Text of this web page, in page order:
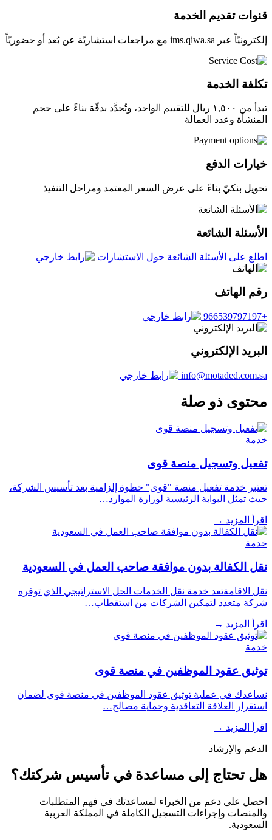
قنوات تقديم الخدمة
إلكترونيّاً عبر ims.qiwa.sa مع مراجعات استشاريّة عن بُعد أو حضوريّاً
تكلفة الخدمة
تبدأ من ١,٥٠٠ ريال للتقييم الواحد، وتُحدَّد بدقّة بناءً على حجم
المنشأة وعدد العمالة
خيارات الدفع
تحويل بنكيّ بناءً على عرض السعر المعتمد ومراحل التنفيذ
الأسئلة الشائعة
اطلع على الأسئلة الشائعة حول الاستشارات
رقم الهاتف
+966539797197
البريد الإلكتروني
info@motaded.com.sa
محتوى ذو صلة
خدمة
تفعيل وتسجيل منصة قوى
تعتبر خدمة تفعيل منصة "قوى" خطوة إلزامية بعد تأسيس الشركة،
حيث تمثل البوابة الرئيسية لوزارة الموارد…
اقرأ المزيد →
خدمة
نقل الكفالة بدون موافقة صاحب العمل في السعودية
نقل الاقامةتعد خدمة نقل الخدمات الحل الاستراتيجي الذي توفره
شركة متعدد لتمكين الشركات من استقطاب…
اقرأ المزيد →
خدمة
توثيق عقود الموظفين في منصة قوى
نساعدك في عملية توثيق عقود الموظفين في منصة قوى لضمان
استقرار العلاقة التعاقدية وحماية مصالح…
اقرأ المزيد →
الدعم والإرشاد
هل تحتاج إلى مساعدة في تأسيس شركتك؟
احصل على دعم من الخبراء لمساعدتك في فهم المتطلبات
والمنصات وإجراءات التسجيل الكاملة في المملكة العربية
السعودية.